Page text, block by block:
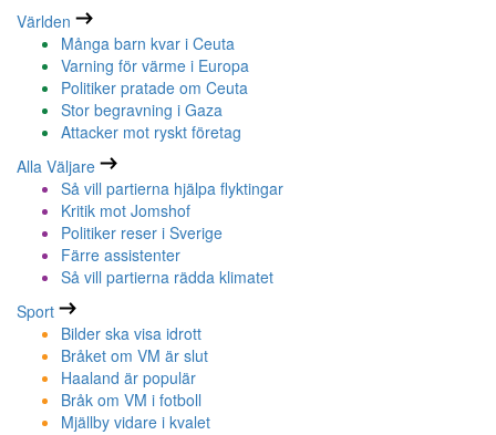
Världen
Många barn kvar i Ceuta
Varning för värme i Europa
Politiker pratade om Ceuta
Stor begravning i Gaza
Attacker mot ryskt företag
Alla Väljare
Så vill partierna hjälpa flyktingar
Kritik mot Jomshof
Politiker reser i Sverige
Färre assistenter
Så vill partierna rädda klimatet
Sport
Bilder ska visa idrott
Bråket om VM är slut
Haaland är populär
Bråk om VM i fotboll
Mjällby vidare i kvalet